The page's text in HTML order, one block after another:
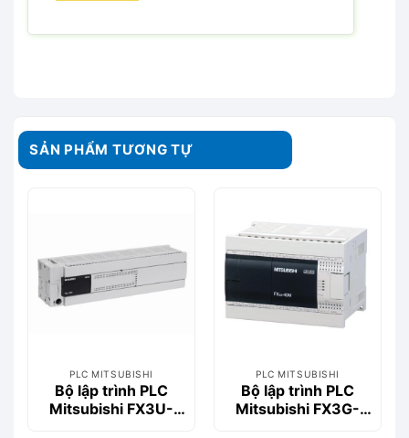
SẢN PHẨM TƯƠNG TỰ
PLC MITSUBISHI
Bộ lập trình PLC
Mitsubishi FX3U-
PLC MITSUBISHI
Bộ lập trình PLC
Mitsubishi FX3G-